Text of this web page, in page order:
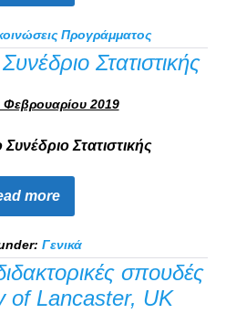
Προγράμματος
Στατιστικής
Φεβρουαρίου 2019
Στατιστικής
more
Γενικά
σπουδές
of Lancaster, UK